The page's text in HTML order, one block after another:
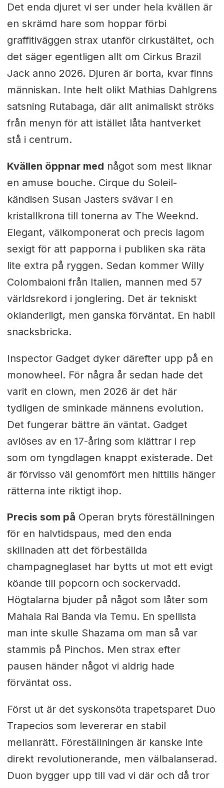
Det enda djuret vi ser under hela kvällen är
en skrämd hare som hoppar förbi
graffitiväggen strax utanför cirkustältet, och
det säger egentligen allt om Cirkus Brazil
Jack anno 2026. Djuren är borta, kvar finns
människan. Inte helt olikt Mathias Dahlgrens
satsning Rutabaga, där allt animaliskt ströks
från menyn för att istället låta hantverket
stå i centrum.
Kvällen öppnar med något som mest liknar
en amuse bouche. Cirque du Soleil-
kändisen Susan Jasters svävar i en
kristallkrona till tonerna av The Weeknd.
Elegant, välkomponerat och precis lagom
sexigt för att papporna i publiken ska räta
lite extra på ryggen. Sedan kommer Willy
Colombaioni från Italien, mannen med 57
världsrekord i jonglering. Det är tekniskt
oklanderligt, men ganska förväntat. En habil
snacksbricka.
Inspector Gadget dyker därefter upp på en
monowheel. För några år sedan hade det
varit en clown, men 2026 är det här
tydligen de sminkade männens evolution.
Det fungerar bättre än väntat. Gadget
avlöses av en 17-åring som klättrar i rep
som om tyngdlagen knappt existerade. Det
är förvisso väl genomfört men hittills hänger
rätterna inte riktigt ihop.
Precis som på Operan bryts föreställningen
för en halvtidspaus, med den enda
skillnaden att det förbeställda
champagneglaset har bytts ut mot ett evigt
köande till popcorn och sockervadd.
Högtalarna bjuder på något som låter som
Mahala Rai Banda via Temu. En spellista
man inte skulle Shazama om man så var
stammis på Pinchos. Men strax efter
pausen händer något vi aldrig hade
förväntat oss.
Först ut är det syskonsöta trapetsparet Duo
Trapecios som levererar en stabil
mellanrätt. Föreställningen är kanske inte
direkt revolutionerande, men välbalanserad.
Duon bygger upp till vad vi där och då tror